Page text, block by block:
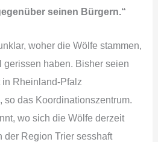
seinen Bürgern.“
woher die Wölfe stammen,
gerissen haben. Bisher seien
Rheinland-Pfalz
so das Koordinationszentrum.
wo sich die Wölfe derzeit
der Region Trier sesshaft